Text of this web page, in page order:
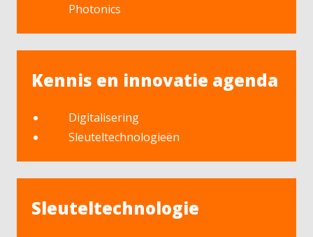
Photonics
Kennis en innovatie agenda
Digitalisering
Sleuteltechnologieën
Sleuteltechnologie